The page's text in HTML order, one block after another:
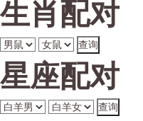
生肖配对
星座配对